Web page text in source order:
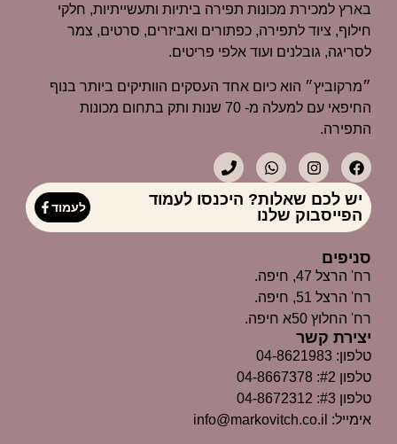
בארץ למכירת מכונות תפירה ביתיות ותעשייתיות, חלקי
חילוף, ציוד לתפירה, כפתורים ואביזרים, סרטים, צמר
לסריגה, גובלנים ועוד אלפי פריטים.
״מרקוביץ״ הוא כיום אחד העסקים הוותיקים ביותר בנוף
החיפאי עם למעלה מ- 70 שנות ותק בתחום מכונות
התפירה.
יש לכם שאלות? היכנסו לעמוד
הפייסבוק שלנו
לעמוד
סניפים
רח' הרצל 47, חיפה.
רח' הרצל 51, חיפה.
רח' החלוץ 50א חיפה.
יצירת קשר
טלפון: 04-8621983
טלפון #2: 04-8667378
טלפון #3: 04-8672312
אימייל: info@markovitch.co.il